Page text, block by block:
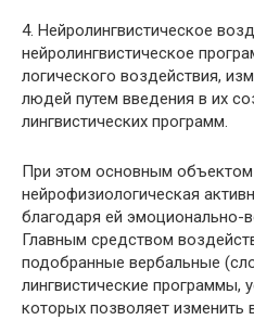
4. Нейролингвистическое
нейролингвистическое
логического воздействия,
людей путем введения в их
лингвисти­ческих программ.
При этом основным объектом
нейрофизиологическая
благодаря ей эмоционально-
Главным средством
подобран­ные вербальные
лингвисти­ческие программы,
которых поз­воляет изменить